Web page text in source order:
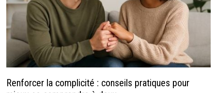
Renforcer la complicité : conseils pratiques pour